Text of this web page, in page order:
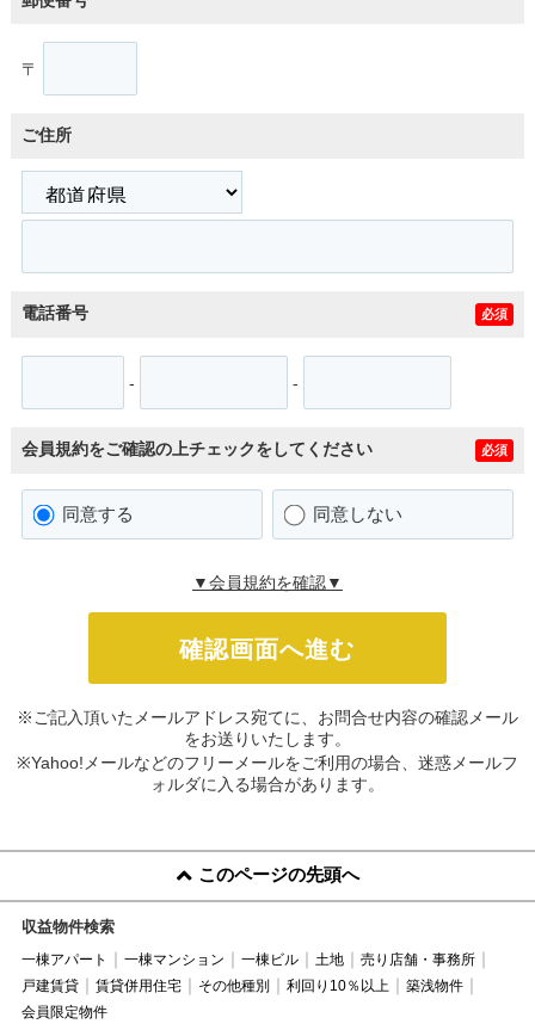
〒
ご住所
電話番号 必須
- -
会員規約をご確認の上チェックをしてください 必須
同意する 同意しない
▼会員規約を確認▼
※ご記入頂いたメールアドレス宛てに、お問合せ内容の確認メール
をお送りいたします。
※Yahoo!メールなどのフリーメールをご利用の場合、迷惑メールフ
ォルダに入る場合があります。
このページの先頭へ
収益物件検索
一棟アパート 一棟マンション 一棟ビル 土地
売り店舗・事務所
戸建賃貸
賃貸併用住宅 その他種別 利回り10％以上
築浅物件
会員限定物件